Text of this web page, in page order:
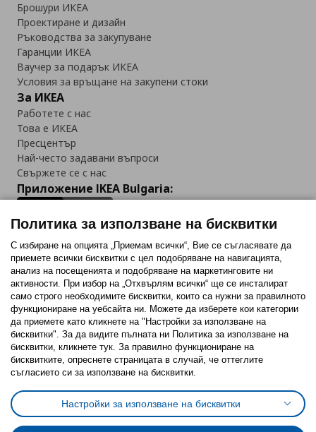
Брошури ИКЕА
Проектиране и дизайн
Ръководства за закупуване
Гаранции ИКЕА
Ваучер за подарък ИКЕА
Условия за връщане на закупени стоки
За ИКЕА
Работете с нас
Това е ИКЕА
Пресцентър
Най-често задавани въпроси
Свържете се с нас
Приложение IKEA Bulgaria:
Последвайте ни:
FacebookTwitterYoutubePinterestInstagram
Политика за използване на бисквитки (Cookies)
Избор на настройки за използване на бисквитки
Условия за ползване на ikea.bgОбща политика за личните данни
Политика за защита на личните данни на ikea.bg
Политика за използване на бисквитки
С избиране на опцията „Приемам всички“, Вие се съгласявате да
приемете всички бисквитки с цел подобряване на навигацията,
анализ на посещенията и подобряване на маркетинговите ни
активности. При избор на „Отхвърлям всички“ ще се инсталират
само строго необходимитe бисквитки, които са нужни за правилното
функциониране на уебсайта ни. Можете да изберете кои категории
да приемете като кликнете на "Настройки за използване на
бисквитки". За да видите пълната ни Политика за използване на
бисквитки, кликнете тук. За правилно функциониране на
бисквитките, опреснете страницата в случай, че оттеглите
съгласието си за използване на бисквитки.
Настройки за използване на бисквитки